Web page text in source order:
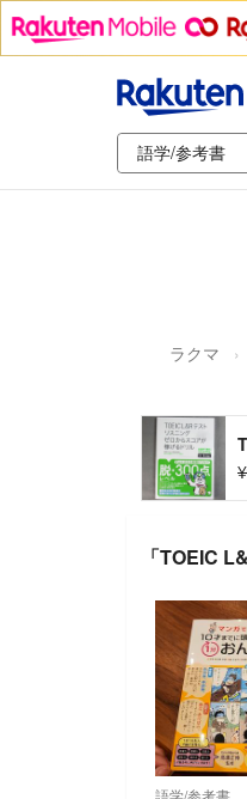
ラクマ
「TOEIC
語学/参考書